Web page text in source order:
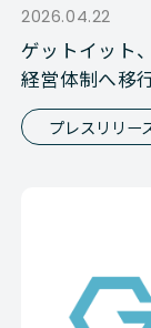
2026.04.22
ゲットイット
経営体制へ移
を加速－
プレスリリー